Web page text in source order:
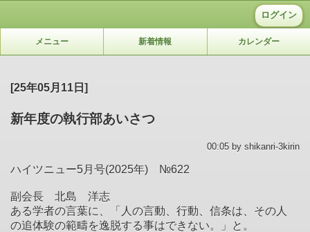
ログイン
メニュー 新着情報 カレンダー
[25年05月11日]
新年度の執行部あいさつ
00:05 by shikanri-3kirin
ハイツニュー5月号(2025年) №622
副会長 北島 洋志
ある学者の言葉に、「人の言動、行動、信条は、その人
の追体験の範疇を逸脱する事はできない。」と。